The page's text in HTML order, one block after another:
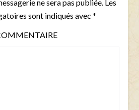
ne sera pas publiée. Les
sont indiqués avec *